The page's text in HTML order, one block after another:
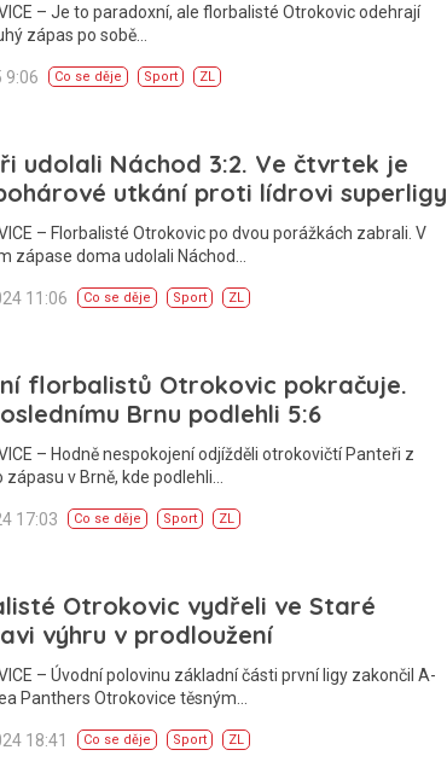
– Je to paradoxní, ale florbalisté Otrokovic odehrají
zápas po sobě…
9:06 Co se děje Sport ZL
udolali Náchod 3:2. Ve čtvrtek je
utkání proti lídrovi superligy
– Florbalisté Otrokovic po dvou porážkách zabrali. V
zápase doma udolali Náchod…
11:06 Co se děje Sport ZL
florbalistů Otrokovic pokračuje.
Brnu podlehli 5:6
– Hodně nespokojení odjížděli otrokovičtí Panteři z
zápasu v Brně, kde podlehli…
17:03 Co se děje Sport ZL
Otrokovic vydřeli ve Staré
výhru v prodloužení
– Úvodní polovinu základní části první ligy zakončil A-
Panthers Otrokovice těsným…
18:41 Co se děje Sport ZL